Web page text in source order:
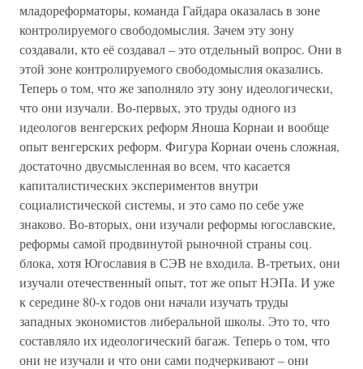
младореформаторы, команда Гайдара оказалась в зоне
контролируемого свободомыслия. Зачем эту зону
создавали, кто её создавал – это отдельный вопрос. Они в
этой зоне контролируемого свободомыслия оказались.
Теперь о том, что же заполняло эту зону идеологически,
что они изучали. Во-первых, это труды одного из
идеологов венгерских реформ Яноша Корнаи и вообще
опыт венгерских реформ. Фигура Корнаи очень сложная,
достаточно двусмысленная во всем, что касается
капиталистических экспериментов внутри
социалистической системы, и это само по себе уже
знаково. Во-вторых, они изучали реформы югославские,
реформы самой продвинутой рыночной страны соц.
блока, хотя Югославия в СЭВ не входила. В-третьих, они
изучали отечественный опыт, тот же опыт НЭПа. И уже
к середине 80-х годов они начали изучать труды
западных экономистов либеральной школы. Это то, что
составляло их идеологический багаж. Теперь о том, что
они не изучали и что они сами подчеркивают – они